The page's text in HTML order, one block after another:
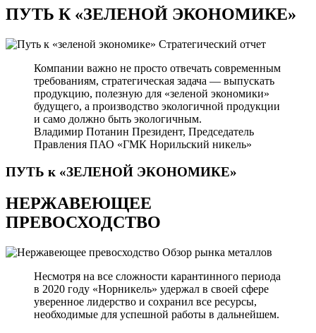
ПУТЬ К«ЗЕЛЕНОЙ ЭКОНОМИКЕ»
Стратегический отчет
Компании важно не просто отвечать современным
требованиям, стратегическая задача — выпускать
продукцию, полезную для «зеленой экономики»
будущего, а производство экологичной продукции
и само должно быть экологичным.
Владимир Потанин Президент, Председатель
Правления ПАО «ГМК Норильский никель»
ПУТЬ к «ЗЕЛЕНОЙ ЭКОНОМИКЕ»
НЕРЖАВЕЮЩЕЕ
ПРЕВОСХОДСТВО
Обзор рынка металлов
Несмотря на все сложности карантинного периода
в 2020 году «Норникель» удержал в своей сфере
уверенное лидерство и сохранил все ресурсы,
необходимые для успешной работы в дальнейшем.